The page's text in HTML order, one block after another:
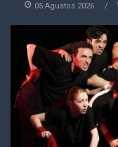
05 Agustos 2026